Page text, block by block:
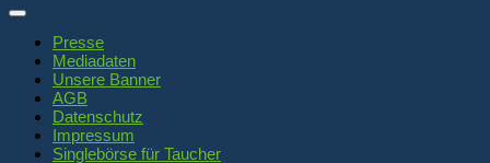
Presse
Mediadaten
Unsere Banner
AGB
Datenschutz
Impressum
Singlebörse für Taucher